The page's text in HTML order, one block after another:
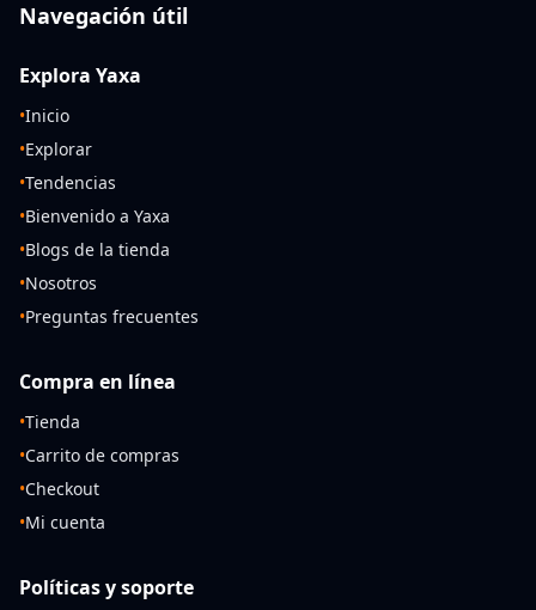
Navegación útil
Explora Yaxa
•Inicio
•Explorar
•Tendencias
•Bienvenido a Yaxa
•Blogs de la tienda
•Nosotros
•Preguntas frecuentes
Compra en línea
•Tienda
•Carrito de compras
•Checkout
•Mi cuenta
Políticas y soporte